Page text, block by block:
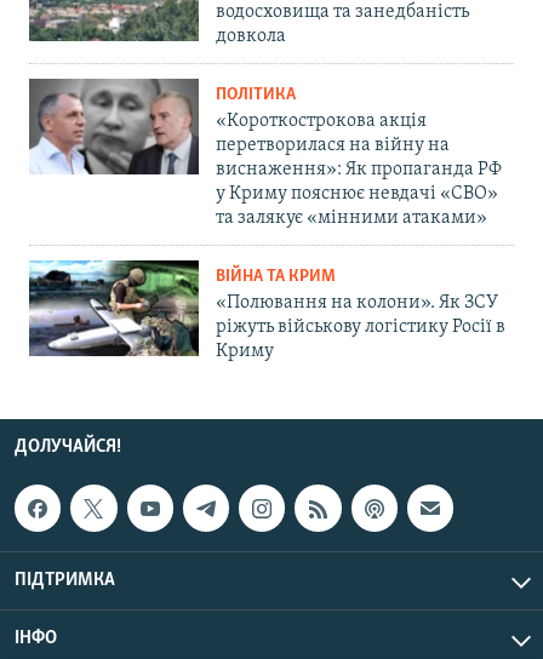
водосховища та занедбаність
довкола
ПОЛІТИКА
«Короткострокова акція
перетворилася на війну на
виснаження»: Як пропаганда РФ
у Криму пояснює невдачі «СВО»
та залякує «мінними атаками»
ВІЙНА ТА КРИМ
«Полювання на колони». Як ЗСУ
ріжуть військову логістику Росії в
Криму
ДОЛУЧАЙСЯ!
ПІДТРИМКА
ІНФО